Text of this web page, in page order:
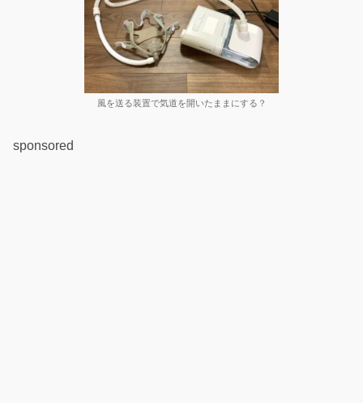
風を送る装置で気道を開いたままにする？
sponsored